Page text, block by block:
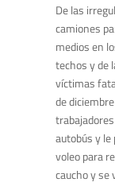
De las
camiones
medios en
techos y de
víctimas
de
autobús y le
voleo para
caucho y se